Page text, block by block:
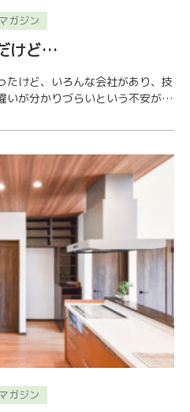
ガジン
けど…
たけど、いろんな会社があり、技
いが分かりづらいという不安があ
ガジン